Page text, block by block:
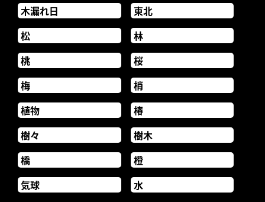
木漏れ日
東北
松
林
桃
桜
梅
梢
植物
椿
樹々
樹木
橋
橙
気球
水